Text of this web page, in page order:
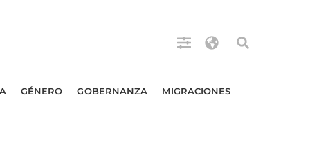
GÉNERO GOBERNANZA MIGRACIONES